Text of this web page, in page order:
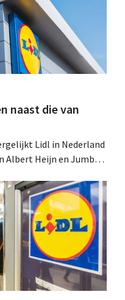
naast die van
Lidl in Nederland
Albert Heijn en Jumbo.
kar bij Lidl